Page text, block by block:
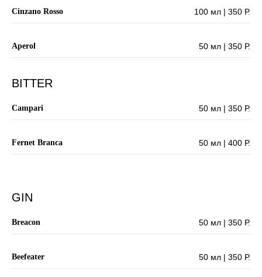
Cinzano Rosso 100 мл | 350 Р.
Aperol 50 мл | 350 Р.
BITTER
Campari 50 мл | 350 Р.
Fernet Branca 50 мл | 400 Р.
GIN
Breacon 50 мл | 350 Р.
Beefeater 50 мл | 350 Р.